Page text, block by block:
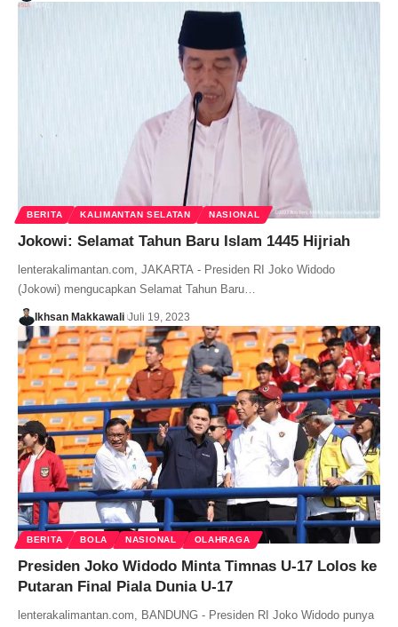
BERITA KALIMANTAN SELATAN NASIONAL
Jokowi: Selamat Tahun Baru Islam 1445 Hijriah
lenterakalimantan.com, JAKARTA - Presiden RI Joko Widodo
(Jokowi) mengucapkan Selamat Tahun Baru…
Ikhsan Makkawali Juli 19, 2023
BERITA BOLA NASIONAL OLAHRAGA
Presiden Joko Widodo Minta Timnas U-17 Lolos ke
Putaran Final Piala Dunia U-17
lenterakalimantan.com, BANDUNG - Presiden RI Joko Widodo punya